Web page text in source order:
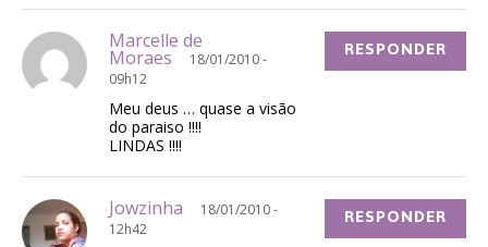
Marcelle de
Moraes
18/01/2010 -
09h12
Meu deus … quase a visão
do paraiso !!!!
LINDAS !!!!
RESPONDER
Jowzinha
18/01/2010 -
12h42
RESPONDER